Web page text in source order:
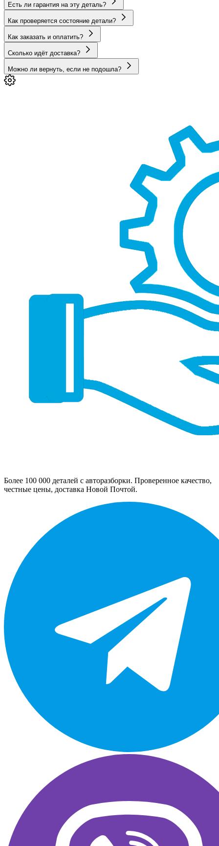
Есть ли гарантия на эту деталь?
Как проверяется состояние детали?
Как заказать и оплатить?
Сколько идёт доставка?
Можно ли вернуть, если не подошла?
Более 100 000 деталей с авторазборки. Проверенное качество,
честные цены, доставка Новой Почтой.